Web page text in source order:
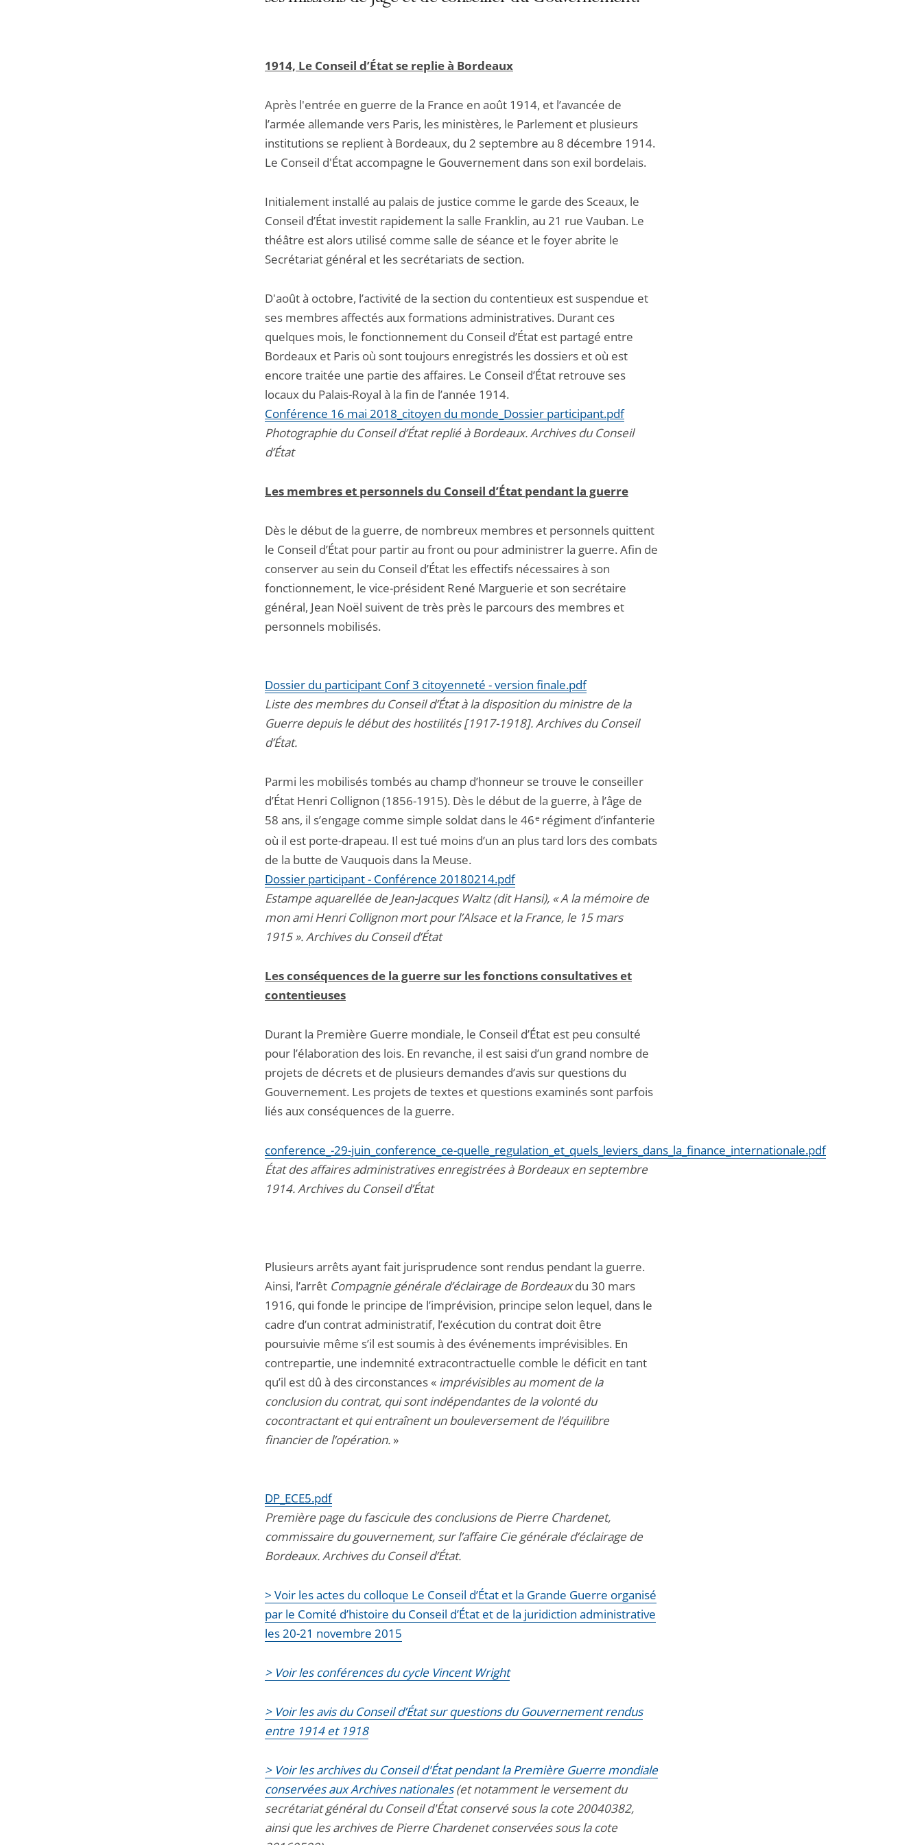
1914, Le Conseil d’État se replie à Bordeaux
Après l'entrée en guerre de la France en août 1914, et l’avancée de
l’armée allemande vers Paris, les ministères, le Parlement et plusieurs
institutions se replient à Bordeaux, du 2 septembre au 8 décembre 1914.
Le Conseil d'État accompagne le Gouvernement dans son exil bordelais.
Initialement installé au palais de justice comme le garde des Sceaux, le
Conseil d’État investit rapidement la salle Franklin, au 21 rue Vauban. Le
théâtre est alors utilisé comme salle de séance et le foyer abrite le
Secrétariat général et les secrétariats de section.
D'août à octobre, l’activité de la section du contentieux est suspendue et
ses membres affectés aux formations administratives. Durant ces
quelques mois, le fonctionnement du Conseil d’État est partagé entre
Bordeaux et Paris où sont toujours enregistrés les dossiers et où est
encore traitée une partie des affaires. Le Conseil d’État retrouve ses
locaux du Palais-Royal à la fin de l’année 1914.
Conférence 16 mai 2018_citoyen du monde_Dossier participant.pdf
Photographie du Conseil d’État replié à Bordeaux. Archives du Conseil
d’État
Les membres et personnels du Conseil d’État pendant la guerre
Dès le début de la guerre, de nombreux membres et personnels quittent
le Conseil d’État pour partir au front ou pour administrer la guerre. Afin de
conserver au sein du Conseil d’État les effectifs nécessaires à son
fonctionnement, le vice-président René Marguerie et son secrétaire
général, Jean Noël suivent de très près le parcours des membres et
personnels mobilisés.
Dossier du participant Conf 3 citoyenneté - version finale.pdf
Liste des membres du Conseil d’État à la disposition du ministre de la
Guerre depuis le début des hostilités [1917-1918]. Archives du Conseil
d’État.
Parmi les mobilisés tombés au champ d’honneur se trouve le conseiller
d’État Henri Collignon (1856-1915). Dès le début de la guerre, à l’âge de
58 ans, il s’engage comme simple soldat dans le 46e régiment d’infanterie
où il est porte-drapeau. Il est tué moins d’un an plus tard lors des combats
de la butte de Vauquois dans la Meuse.
Dossier participant - Conférence 20180214.pdf
Estampe aquarellée de Jean-Jacques Waltz (dit Hansi), « A la mémoire de
mon ami Henri Collignon mort pour l’Alsace et la France, le 15 mars
1915 ». Archives du Conseil d’État
Les conséquences de la guerre sur les fonctions consultatives et
contentieuses
Durant la Première Guerre mondiale, le Conseil d’État est peu consulté
pour l’élaboration des lois. En revanche, il est saisi d’un grand nombre de
projets de décrets et de plusieurs demandes d’avis sur questions du
Gouvernement. Les projets de textes et questions examinés sont parfois
liés aux conséquences de la guerre.
conference_-29-juin_conference_ce-quelle_regulation_et_quels_leviers_dans_la_finance_internationale.pdf
État des affaires administratives enregistrées à Bordeaux en septembre
1914. Archives du Conseil d’État
Plusieurs arrêts ayant fait jurisprudence sont rendus pendant la guerre.
Ainsi, l’arrêt Compagnie générale d’éclairage de Bordeauxdu 30 mars
1916, qui fonde le principe de l’imprévision, principe selon lequel, dans le
cadre d’un contrat administratif, l’exécution du contrat doit être
poursuivie même s’il est soumis à des événements imprévisibles. En
contrepartie, une indemnité extracontractuelle comble le déficit en tant
qu’il est dû à des circonstances « imprévisibles au moment de la
conclusion du contrat, qui sont indépendantes de la volonté du
cocontractant et qui entraînent un bouleversement de l’équilibre
financier de l’opération. »
DP_ECE5.pdf
Première page du fascicule des conclusions de Pierre Chardenet,
commissaire du gouvernement, sur l’affaire Cie générale d’éclairage de
Bordeaux. Archives du Conseil d’État.
> Voir les actes du colloque Le Conseil d’État et la Grande Guerre organisé
par le Comité d’histoire du Conseil d’État et de la juridiction administrative
les 20-21 novembre 2015
> Voir les conférences du cycle Vincent Wright
> Voir les avis du Conseil d’État sur questions du Gouvernement rendus
entre 1914 et 1918
> Voir les archives du Conseil d'État pendant la Première Guerre mondiale
conservées aux Archives nationales(et notamment le versement du
secrétariat général du Conseil d'État conservé sous la cote 20040382,
ainsi que les archives de Pierre Chardenet conservées sous la cote